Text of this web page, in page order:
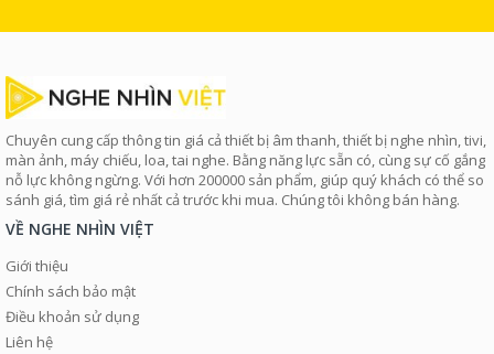
Chuyên cung cấp thông tin giá cả thiết bị âm thanh, thiết bị nghe nhìn, tivi,
màn ảnh, máy chiếu, loa, tai nghe. Bằng năng lực sẵn có, cùng sự cố gắng
nỗ lực không ngừng. Với hơn 200000 sản phẩm, giúp quý khách có thể so
sánh giá, tìm giá rẻ nhất cả trước khi mua. Chúng tôi không bán hàng.
VỀ NGHE NHÌN VIỆT
Giới thiệu
Chính sách bảo mật
Điều khoản sử dụng
Liên hệ